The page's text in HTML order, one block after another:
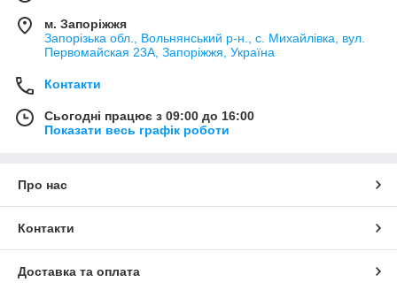
м. Запоріжжя
Запорізька обл., Вольнянський р-н., с. Михайлівка, вул.
Первомайская 23А, Запоріжжя, Україна
Контакти
Сьогодні працює з 09:00 до 16:00
Показати весь графік роботи
Про нас
Контакти
Доставка та оплата